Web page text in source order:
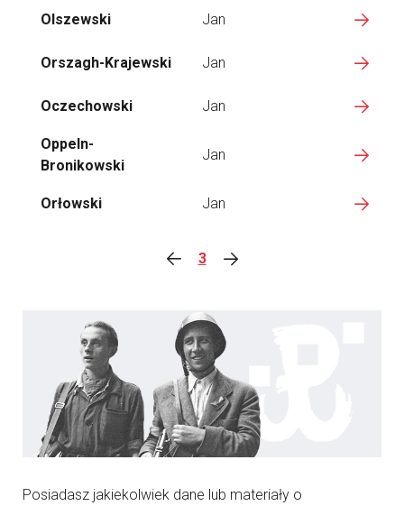
Olszewski Jan
Orszagh-Krajewski Jan
Oczechowski Jan
Oppeln-
Bronikowski
Jan
Orłowski Jan
3
Posiadasz jakiekolwiek dane lub materiały o